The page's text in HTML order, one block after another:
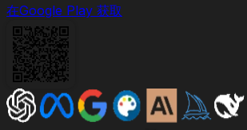
在Google Play 获取